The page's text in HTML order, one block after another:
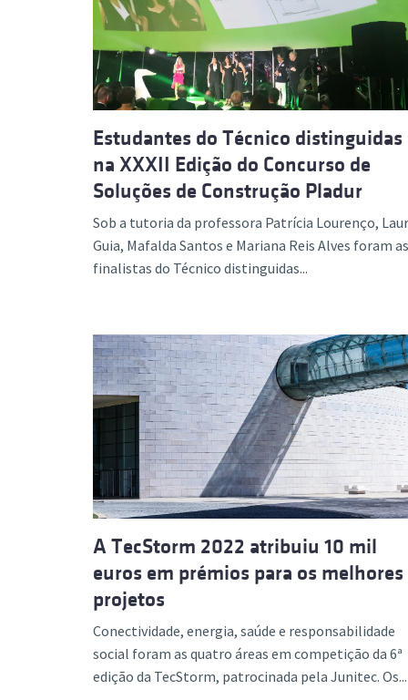
Estudantes do Técnico distinguidas
na XXXII Edição do Concurso de
Soluções de Construção Pladur
Sob a tutoria da professora Patrícia Lourenço,
Guia, Mafalda Santos e Mariana Reis Alves foram as
finalistas do Técnico distinguidas...
A TecStorm 2022 atribuiu 10 mil
euros em prémios para os melhores
projetos
Conectividade, energia, saúde e responsabilidade
social foram as quatro áreas em competição da 6ª
edição da TecStorm, patrocinada pela Junitec. Os...